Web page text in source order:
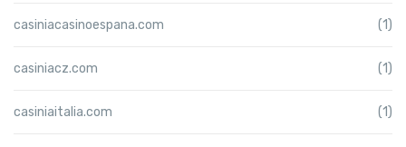
casiniacasinoespana.com (1)
casiniacz.com (1)
casiniaitalia.com (1)